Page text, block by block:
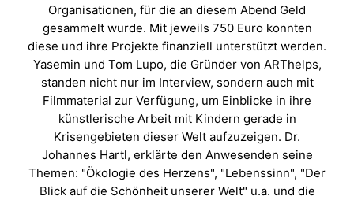
Organisationen, für die an diesem Abend Geld
gesammelt wurde. Mit jeweils 750 Euro konnten
diese und ihre Projekte finanziell unterstützt werden.
Yasemin und Tom Lupo, die Gründer von ARThelps,
standen nicht nur im Interview, sondern auch mit
Filmmaterial zur Verfügung, um Einblicke in ihre
künstlerische Arbeit mit Kindern gerade in
Krisengebieten dieser Welt aufzuzeigen. Dr.
Johannes Hartl, erklärte den Anwesenden seine
Themen: "Ökologie des Herzens", "Lebenssinn", "Der
Blick auf die Schönheit unserer Welt" u.a. und die